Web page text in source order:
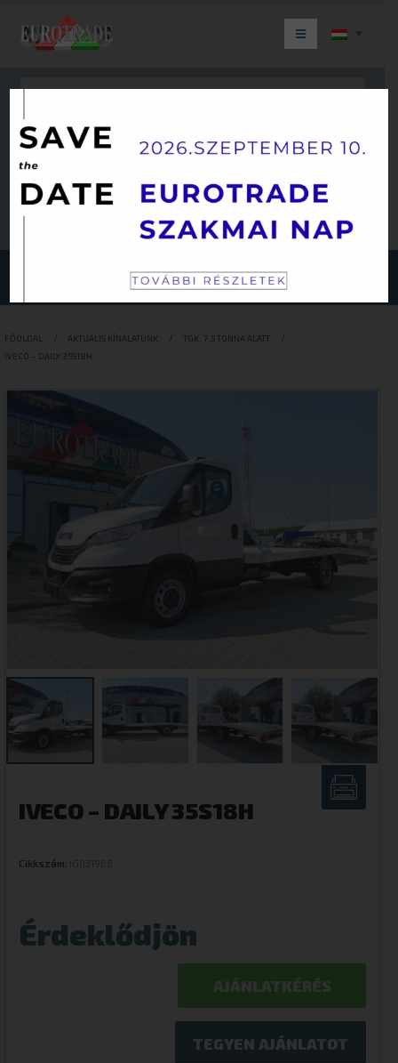
Keresés
JÁRMŰKATEGÓRIÁINK
FŐOLDAL AKTUÁLIS KÍNÁLATUNK
TGK. 7.5 TONNA ALATT
IVECO – DAILY 35S18H
IVECO – DAILY 35S18H
Cikkszám:
Érdeklődjön
AJÁNLATKÉRÉS
TEGYEN AJÁNLATOT